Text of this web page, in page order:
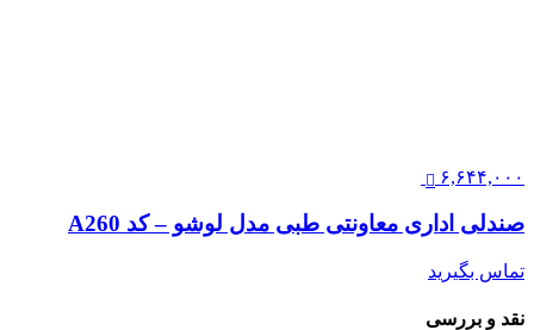
۶,۶۴۴,۰۰۰
صندلی اداری معاونتی طبی مدل لوشو – کد A260
تماس بگیرید
نقد و بررسی